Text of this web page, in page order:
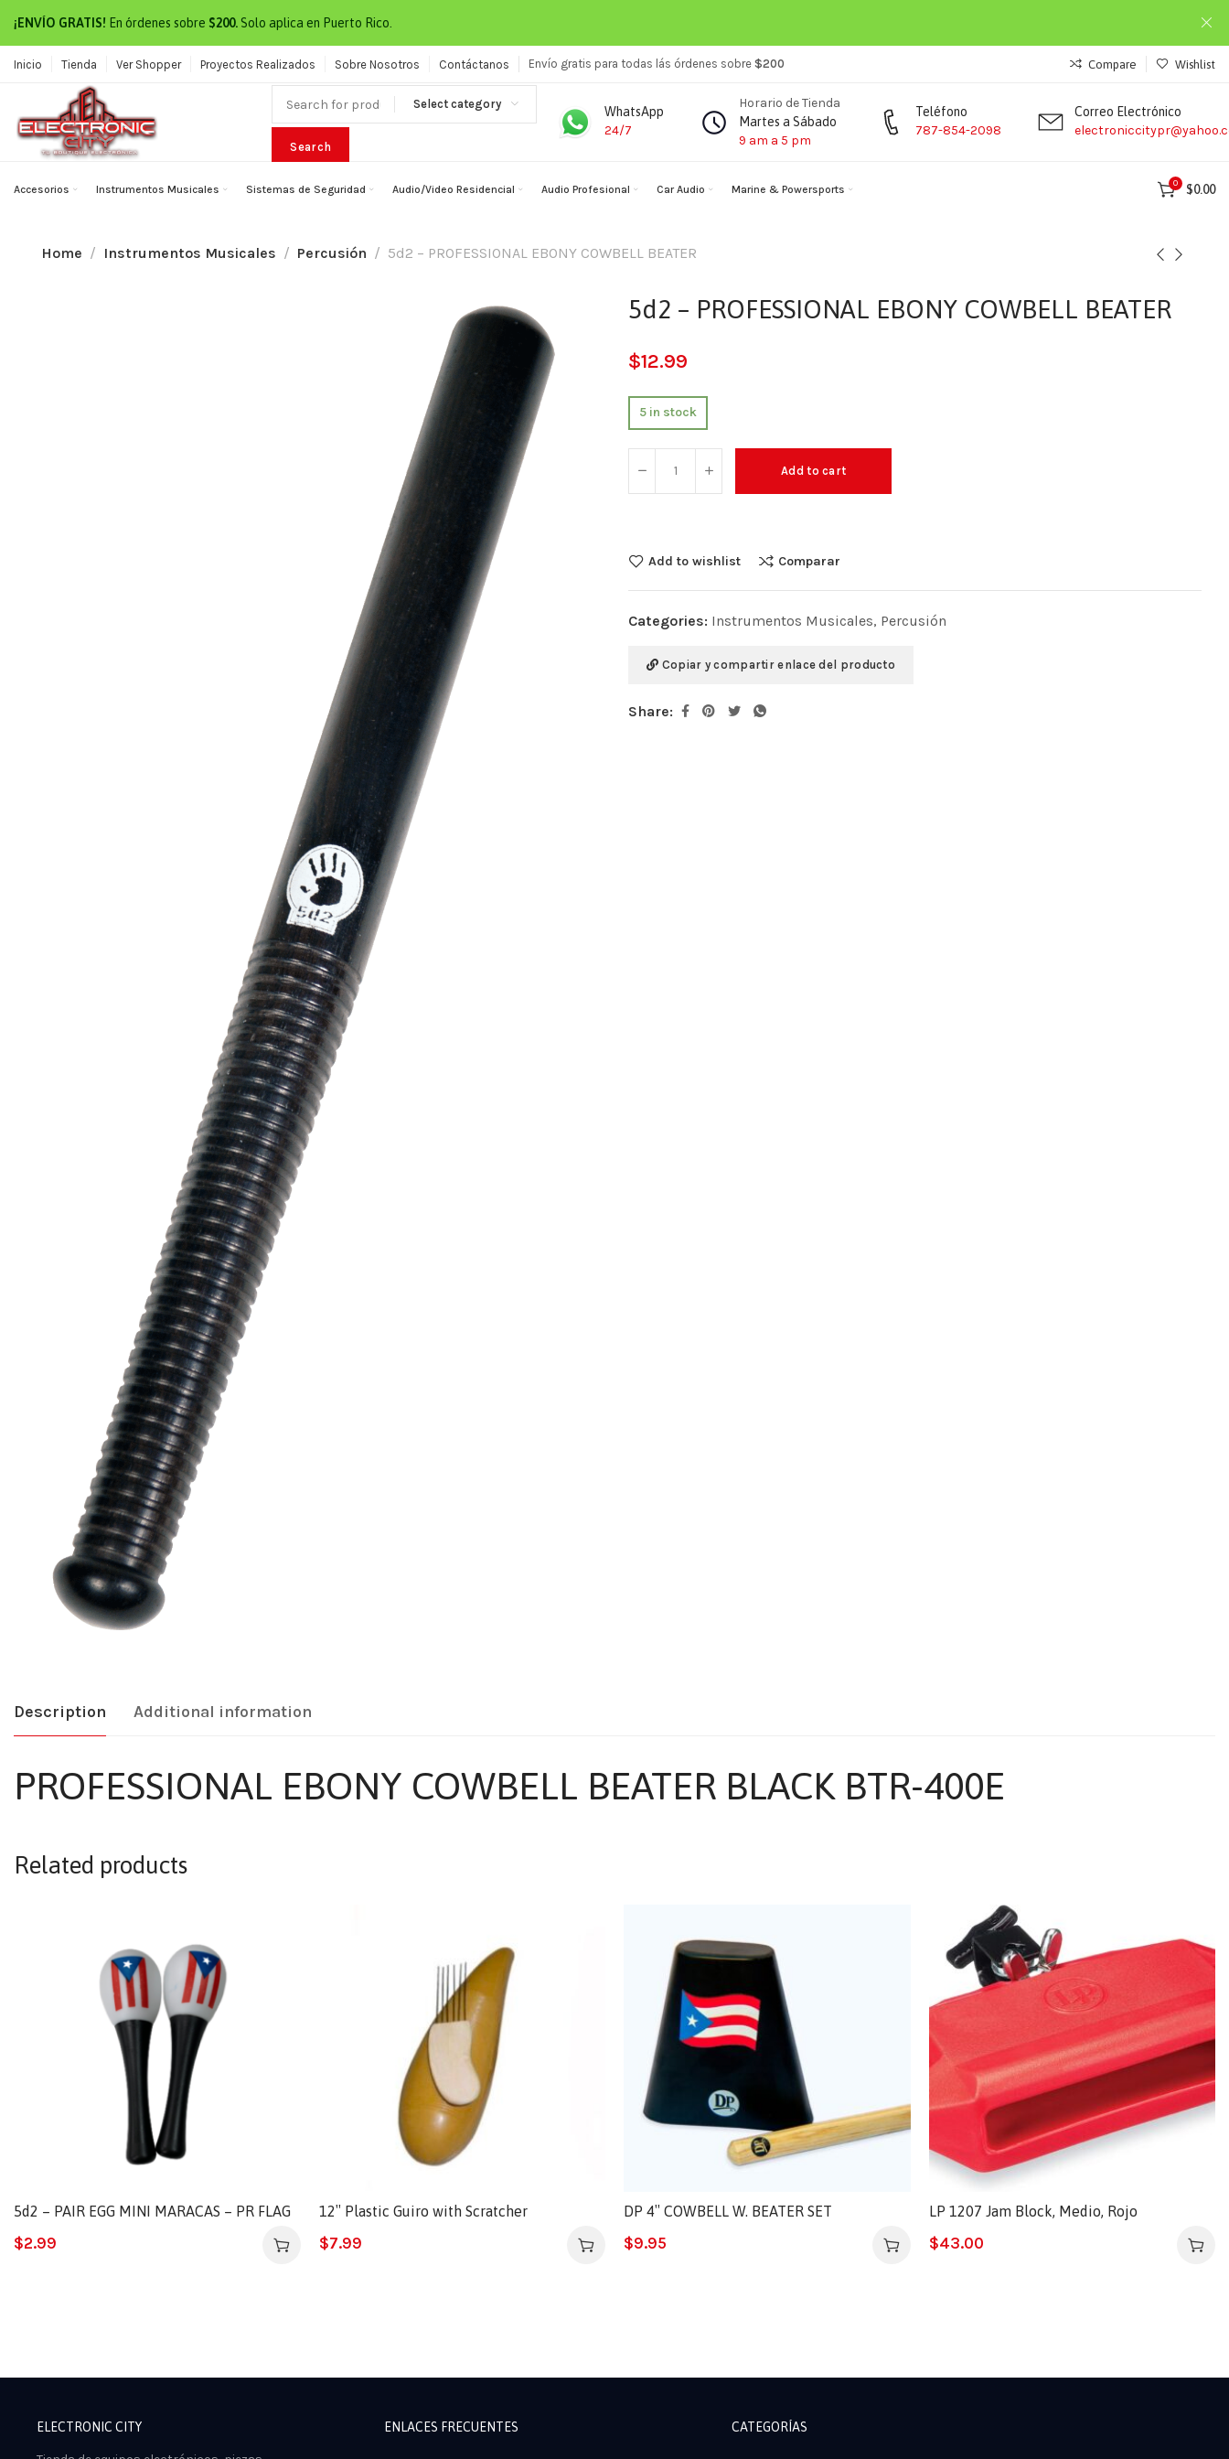
¡ENVÍO GRATIS! En órdenes sobre $200. Solo aplica en Puerto Rico.
Inicio Tienda Ver Shopper Proyectos Realizados Sobre Nosotros Contáctanos Envío gratis para todas lás órdenes sobre $200 Compare Wishlist
Select category
Search
WhatsApp
24/7
Horario de Tienda
Martes a Sábado
9 am a 5 pm
Teléfono
787-854-2098
Correo Electrónico
Accesorios Instrumentos Musicales Sistemas de Seguridad Audio/Video Residencial Audio Profesional Car Audio Marine & Powersports 0 $0.00
Home Instrumentos Musicales Percusión 5d2 – PROFESSIONAL EBONY COWBELL BEATER
5d2 – PROFESSIONAL EBONY COWBELL BEATER
$12.99
5 in stock
Add to cart
Add to wishlist Comparar
Categories: Instrumentos Musicales, Percusión
Copiar y compartir enlace del producto
Share:
Description Additional information
PROFESSIONAL EBONY COWBELL BEATER BLACK BTR-400E
Related products
5d2 – PAIR EGG MINI MARACAS – PR FLAG
$2.99
12″ Plastic Guiro with Scratcher
$7.99
DP 4″ COWBELL W. BEATER SET
$9.95
LP 1207 Jam Block, Medio, Rojo
$43.00
ELECTRONIC CITY ENLACES FRECUENTES CATEGORÍAS